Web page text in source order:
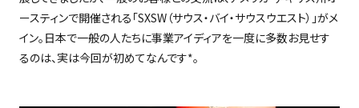
ースティンで開催される「SXSW（サウス・バイ・サウスウエスト）」がメ
イン。日本で一般の人たちに事業アイディアを一度に多数お見せす
るのは、実は今回が初めてなんです*。